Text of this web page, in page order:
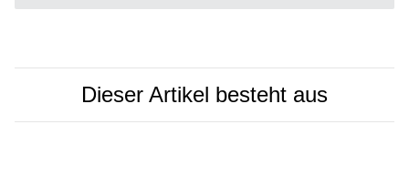
Dieser Artikel besteht aus